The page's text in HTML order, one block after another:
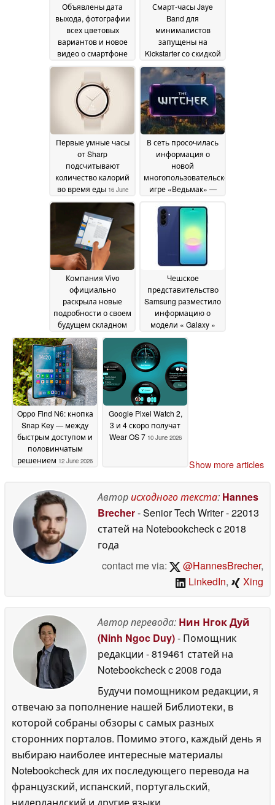
Объявлены дата
выхода, фотографии
всех цветовых
вариантов и новое
видео о смартфоне
Vivo X Fold 6 с
кратным зумом
June 2026
Смарт-часы Jaye
Band для
минималистов
запущены на
Kickstarter со скидкой
17 June 2026
Первые умные часы
от Sharp
подсчитывают
количество калорий
во время еды 16 June
2026
В сеть просочилась
информация о
новой
многопользовательской
игре «Ведьмак» —
ПК и мобильных
устройств15 June 2026
Компания Vivo
официально
раскрыла новые
подробности о своем
будущем складном
смартфоне 13 June 2026
Чешское
представительство
Samsung разместило
информацию о
модели « Galaxy »
A27 ещё до её
официального
запуска, раскрыв
полные технические
характеристики
устройства
Oppo Find N6: кнопка
Snap Key — между
быстрым доступом и
половинчатым
решением 12 June 2026
Google Pixel Watch 2,
3 и 4 скоро получат
Wear OS 7 10 June 2026
Show more articles
Авторисходного текста: Hannes
Brecher- Senior Tech Writer- 22013
статей на Notebookcheckc 2018
года
contact me via:
@HannesBrecher,
LinkedIn, Xing
Автор перевода: Нин Нгок Дуй
(Ninh Ngoc Duy)- Помощник
редакции - 819461 статей на
Notebookcheckc 2008 года
Будучи помощником редакции, я
отвечаю за пополнение нашей Библиотеки, в
которой собраны обзоры с самых разных
сторонних порталов. Помимо этого, каждый день я
выбираю наиболее интересные материалы
Notebookcheck для их последующего перевода на
французский, испанский, португальский,